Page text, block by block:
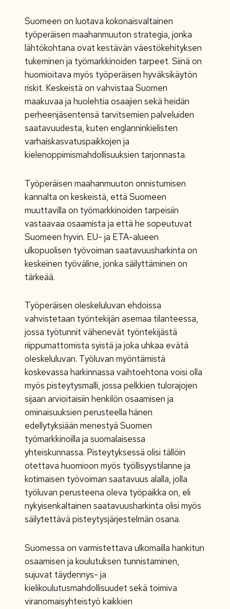
Suomeen on luotava kokonaisvaltainen
työperäisen maahanmuuton strategia, jonka
lähtökohtana ovat kestävän väestökehityksen
tukeminen ja työmarkkinoiden tarpeet. Siinä on
huomioitava myös työperäisen hyväksikäytön
riskit. Keskeistä on vahvistaa Suomen
maakuvaa ja huolehtia osaajien sekä heidän
perheenjäsentensä tarvitsemien palveluiden
saatavuudesta, kuten englanninkielisten
varhaiskasvatuspaikkojen ja
kielenoppimismahdollisuuksien tarjonnasta.
Työperäisen maahanmuuton onnistumisen
kannalta on keskeistä, että Suomeen
muuttavilla on työmarkkinoiden tarpeisiin
vastaavaa osaamista ja että he sopeutuvat
Suomeen hyvin. EU- ja ETA-alueen
ulkopuolisen työvoiman saatavuusharkinta on
keskeinen työväline, jonka säilyttäminen on
tärkeää.
Työperäisen oleskeluluvan ehdoissa
vahvistetaan työntekijän asemaa tilanteessa,
jossa työtunnit vähenevät työntekijästä
riippumattomista syistä ja joka uhkaa evätä
oleskeluluvan. Työluvan myöntämistä
koskevassa harkinnassa vaihtoehtona voisi olla
myös pisteytysmalli, jossa pelkkien tulorajojen
sijaan arvioitaisiin henkilön osaamisen ja
ominaisuuksien perusteella hänen
edellytyksiään menestyä Suomen
työmarkkinoilla ja suomalaisessa
yhteiskunnassa. Pisteytyksessä olisi tällöin
otettava huomioon myös työllisyystilanne ja
kotimaisen työvoiman saatavuus alalla, jolla
työluvan perusteena oleva työpaikka on, eli
nykyisenkaltainen saatavuusharkinta olisi myös
säilytettävä pisteytysjärjestelmän osana.
Suomessa on varmistettava ulkomailla hankitun
osaamisen ja koulutuksen tunnistaminen,
sujuvat täydennys- ja
kielikoulutusmahdollisuudet sekä toimiva
viranomaisyhteistyö kaikkien